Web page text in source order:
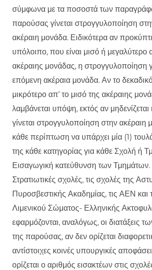
σύμφωνα με τα ποσοστά των
παρούσας γίνεται στρογγυλοποίηση
ακέραιη μονάδα. Ειδικότερα αν
υπόλοιπο, που είναι μισό ή μεγαλύτερο
ακέραιης μονάδας, η στρογγυλοποίηση
επόμενη ακέραια μονάδα. Αν το
μικρότερο απ’ το μισό της ακέραιης
λαμβάνεται υπόψη, εκτός αν
γίνεται στρογγυλοποίηση στην
κάθε περίπτωση να υπάρχει μία (1)
της κάθε κατηγορίας για κάθε Σχολή ή
Εισαγωγική κατεύθυνση των Τμημάτων.
Στρατιωτικές σχολές, τις σχολές της
Πυροσβεστικής Ακαδημίας, τις ΑΕΝ και
Λιμενικού Σώματος- Ελληνικής
εφαρμόζονται, αναλόγως, οι διατάξεις
της παρούσας, αν δεν ορίζεται
αντίστοιχες κοινές υπουργικές
ορίζεται ο αριθμός εισακτέων στις